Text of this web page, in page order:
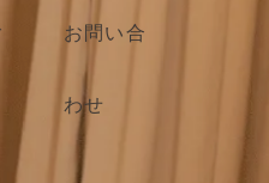
お問い合
わせ